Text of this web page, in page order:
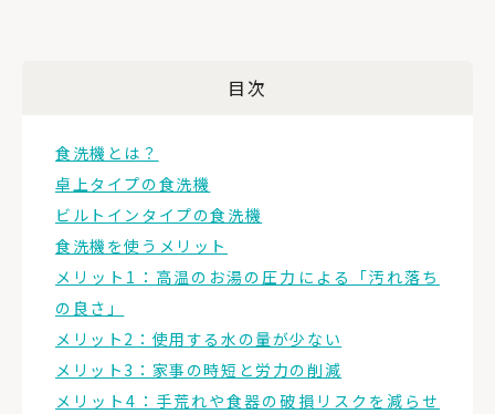
目次
食洗機とは？
卓上タイプの食洗機
ビルトインタイプの食洗機
食洗機を使うメリット
メリット1：高温のお湯の圧力による「汚れ落ち
の良さ」
メリット2：使用する水の量が少ない
メリット3：家事の時短と労力の削減
メリット4：手荒れや食器の破損リスクを減らせ